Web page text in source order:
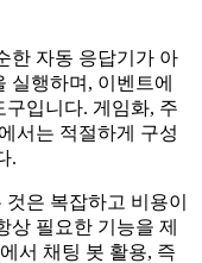
한 자동 응답기가 아
실행하며, 이벤트에
입니다. 게임화, 주
서는 적절하게 구성
.
은 복잡하고 비용이
상 필요한 기능을 제
서 채팅 봇 활용, 즉